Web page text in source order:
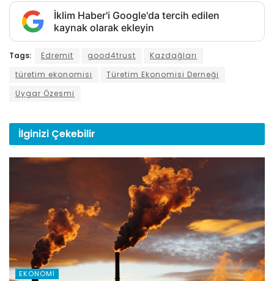
İklim Haber'i Google'da tercih edilen
kaynak olarak ekleyin
Tags: Edremit good4trust
Kazdağları
türetim ekonomisi
Türetim Ekonomisi Derneği
Uygar Özesmi
İlginizi Çekebilir
EKONOMI